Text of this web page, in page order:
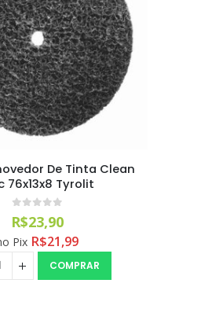
De Tinta Clean
76x13x8 Tyrolit
out of 5
R$23,90
Pix R$21,99
COMPRAR